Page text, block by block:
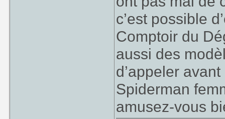
c’est possible
Comptoir du
aussi des
d’appeler
Spiderman
amusez-vous